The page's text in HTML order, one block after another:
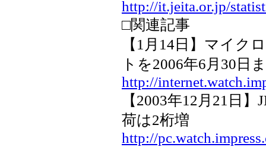
http://it.jeita.or.jp/
□関連記事
【1月14日】マイク
トを2006年6月30日
http://
【2003年12月21日
荷は2桁増
http://